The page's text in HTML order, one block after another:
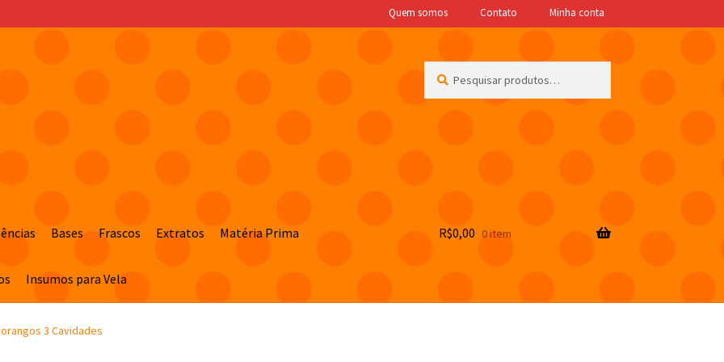
Quem somos Contato Minha conta
por:
Bases Frascos Extratos Matéria Prima
Insumos para Vela
R$0,00 0 item
3 Cavidades